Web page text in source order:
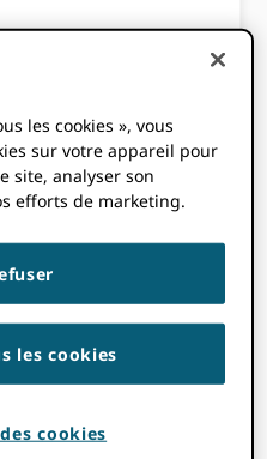
et des cotisations
permanent du
À ce titre, il fournit
dans la
comme
par le Conseil. Il ne
délégué pour
les cookies », vous
sur votre appareil pour
site, analyser son
efforts de marketing.
les cookies
cookies